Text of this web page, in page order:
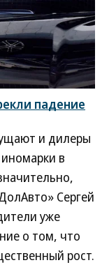
падение
и дилеры
в
Сергей
уже
о том, что
рост.